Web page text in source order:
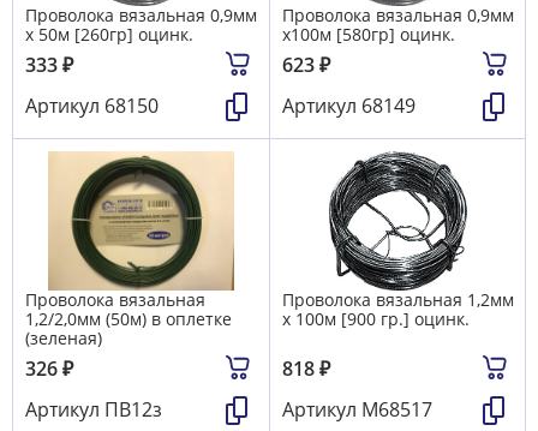
Проволока вязальная 0,9мм
х 50м [260гр] оцинк.
333₽
Артикул 68150
Проволока вязальная 0,9мм
х100м [580гр] оцинк.
623₽
Артикул 68149
Проволока вязальная
1,2/2,0мм (50м) в оплетке
(зеленая)
326₽
Артикул ПВ12з
Проволока вязальная 1,2мм
х 100м [900 гр.] оцинк.
818₽
Артикул М68517